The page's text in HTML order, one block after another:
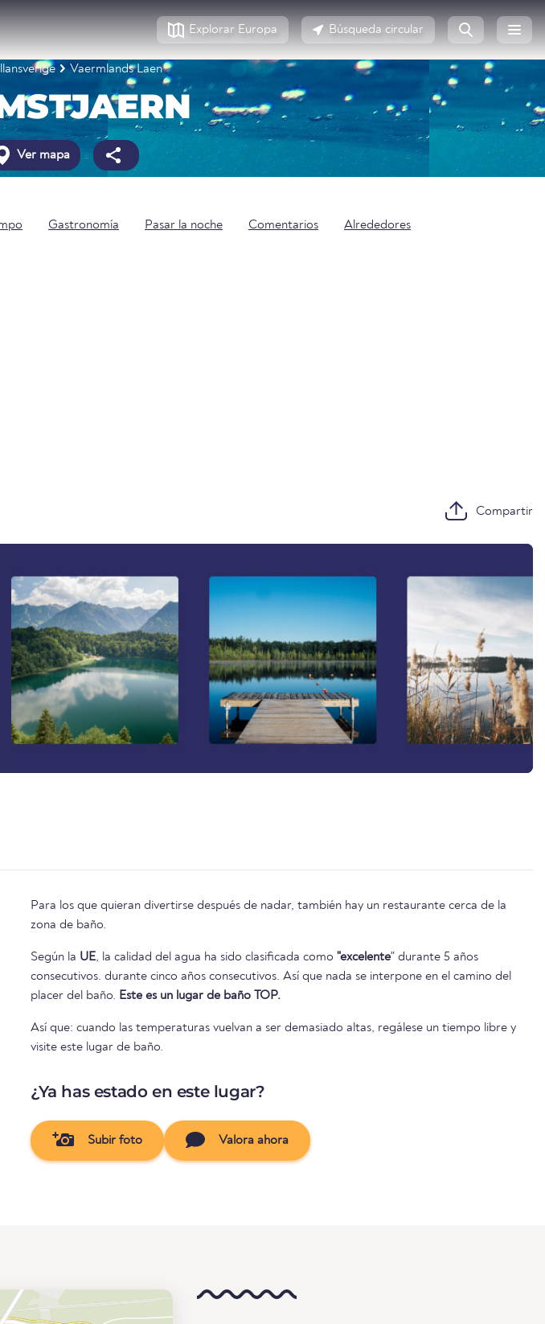
Explorar Europa Búsqueda circular
Vaermlands Laen
Ver mapa
Gastronomía Pasar la noche Comentarios Alrededores
Compartir
Para los que quieran divertirse después de nadar, también hay un restaurante cerca de la
zona de baño.
Según la UE, la calidad del agua ha sido clasificada como "excelente" durante 5 años
consecutivos. durante cinco años consecutivos. Así que nada se interpone en el camino del
placer del baño. Este es un lugar de baño TOP.
Así que: cuando las temperaturas vuelvan a ser demasiado altas, regálese un tiempo libre y
visite este lugar de baño.
¿Ya has estado en este lugar?
Subir foto Valora ahora